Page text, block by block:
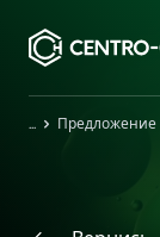
ГлавнаяПредложение